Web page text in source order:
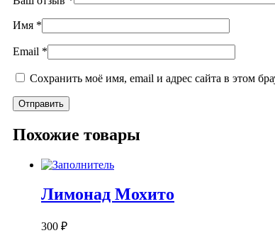
Имя *
Email *
Сохранить моё имя, email и адрес сайта в этом
Похожие товары
Лимонад Мохито
300 ₽